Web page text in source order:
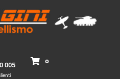
005
0
Gloss Black